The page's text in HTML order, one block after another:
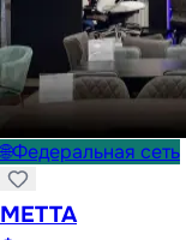
🌐Федеральная сеть
METTA